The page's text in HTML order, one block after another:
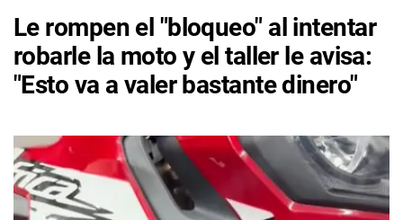
Le rompen el "bloqueo" al intentar
robarle la moto y el taller le avisa:
"Esto va a valer bastante dinero"